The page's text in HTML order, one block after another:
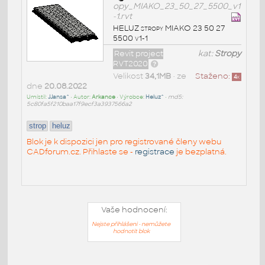
opy_MIAKO_23_50_27_5500_v1
-1.rvt
HELUZ stropy MIAKO 23 50 27
5500 v1-1
kat:Stropy
Revit project
RVT2020
Staženo: 4x
Velikost34,1MB• ze
dne 20.08.2022
Umístil:JJansa^ • Autor:Arkance• Výrobce: Heluz^ • md5:
5c80fa5f210baa17f9ecf3a3937566a2
strop heluz
Blok je k dispozici jen pro registrované členy webu
CADforum.cz. Přihlaste se - registrace je bezplatná.
Vaše hodnocení:
Nejste přihlášeni - nemůžete
hodnotit blok